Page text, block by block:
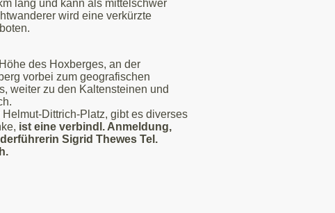
lang und kann als mittelschwer
wird eine verkürzte
des Hoxberges, an der
vorbei zum geografischen
weiter zu den Kaltensteinen und
Helmut-Dittrich-Platz, gibt es diverses
ist eine verbindl. Anmeldung,
Sigrid Thewes Tel.